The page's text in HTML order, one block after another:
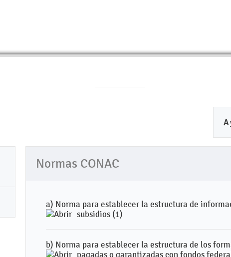
Normas CONAC
a) Norma para establecer la estructura de
subsidios (1)
b) Norma para establecer la estructura de los
pagadas o garantizadas con fondos